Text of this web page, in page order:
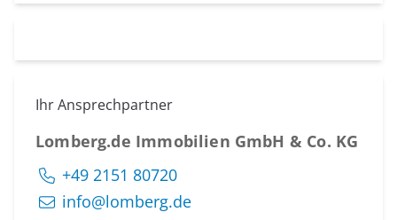
Ihr Ansprechpartner
Lomberg.de Immobilien GmbH & Co. KG
+49 2151 80720
info@lomberg.de